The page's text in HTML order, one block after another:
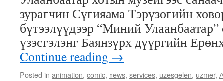
зурагчин Сүгияама Тэрүзогийн
бүтээлүүдээр “Миний Улаанбаатар”
үзэсгэлэнг Баянзүрх дүүргийн
Continue reading →
Posted in animation, comic, news, services, uzesgelen, uzmer,